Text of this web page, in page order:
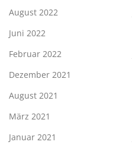
August 2022
Juni 2022
Februar 2022
Dezember 2021
August 2021
März 2021
Januar 2021